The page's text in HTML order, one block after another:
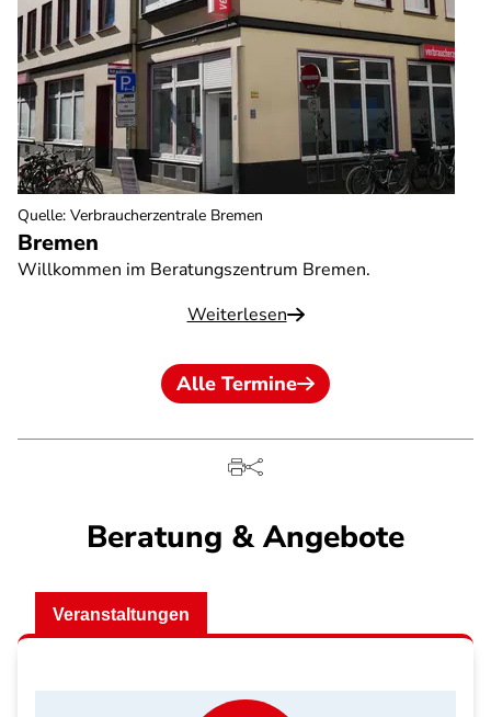
Bremen
Willkommen im Beratungszentrum Bremen.
Weiterlesen
Quelle: Verbraucherzentrale Bremen
Alle Termine
Beratung & Angebote
Veranstaltungen